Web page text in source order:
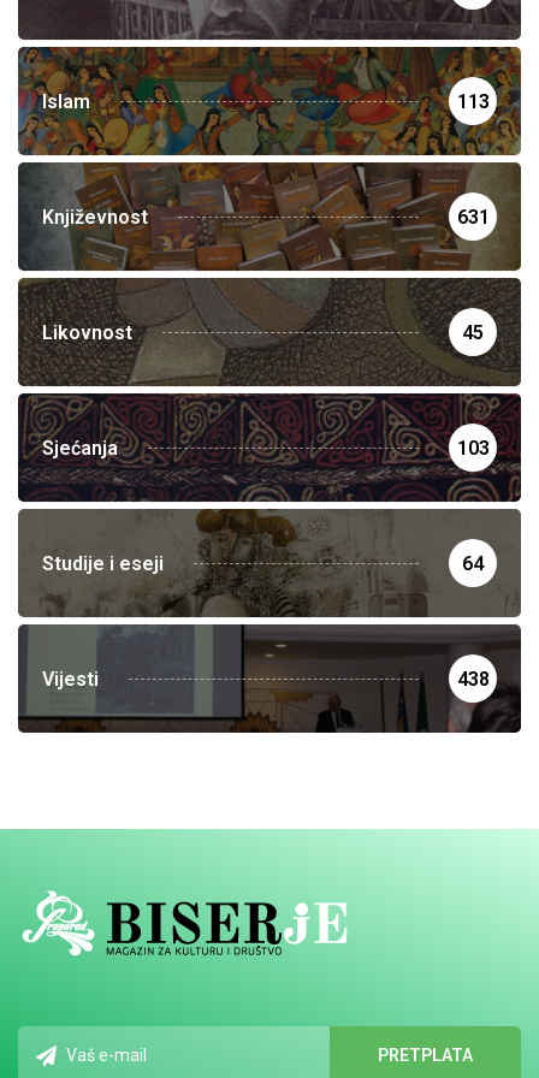
Islam 113
Književnost 631
Likovnost 45
Sjećanja 103
Studije i eseji 64
Vijesti 438